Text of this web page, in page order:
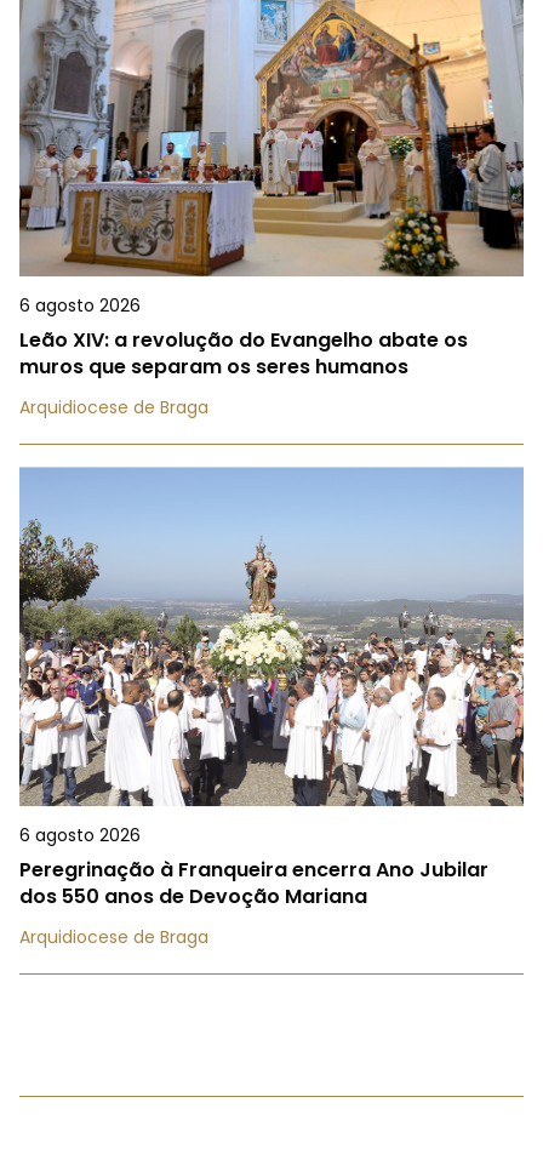
6 agosto 2026
Leão XIV: a revolução do Evangelho abate os
muros que separam os seres humanos
Arquidiocese de Braga
6 agosto 2026
Peregrinação à Franqueira encerra Ano Jubilar
dos 550 anos de Devoção Mariana
Arquidiocese de Braga